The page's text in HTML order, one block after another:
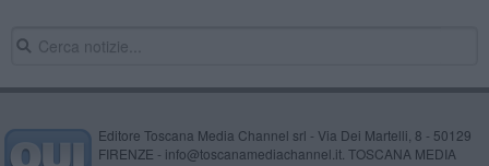
Editore Toscana Media Channel srl - Via Dei Martelli, 8 - 50129
FIRENZE - info@toscanamediachannel.it. TOSCANA MEDIA